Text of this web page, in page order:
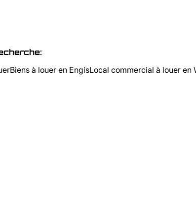
:
Biens à louer en EngisLocal commercial à louer en